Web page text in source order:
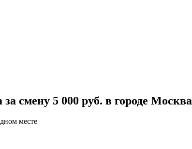
смену 5 000 руб. в городе Москва
месте